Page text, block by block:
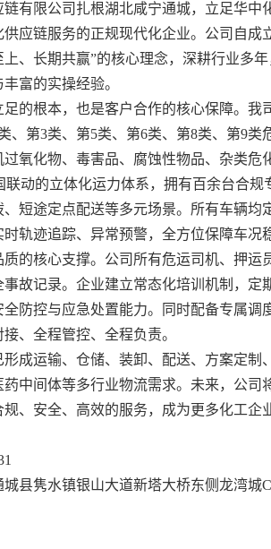
有限公司扎根湖北咸宁通城，立足华
应链服务的正规现代化企业。公司自成
、长期共赢”的核心理念，深耕行业多
富的实操经验。
的根本，也是客户合作的核心保障。
、第3类、第5类、第6类、第8类、第9类
氧化物、毒害品、腐蚀性物品、杂类危
联动的立体化运力体系，拥有百余台合
短途定点配送等多元场景。所有车辆均
轨迹追踪、异常预警，全方位保障车况
质的核心支撑。公司所有危运司机、押
故记录。企业建立常态化培训机制，
防控与应急处置能力。同时配备专属
、全程管控、全程负责。
成运输、仓储、装卸、配送、方案定制
中间体等多行业物流需求。未来，公司
、安全、高效的服务，成为更多化工企
县隽水镇银山大道新塔大桥东侧龙湾城